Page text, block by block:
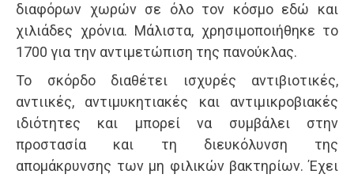
διαφόρων χωρών σε όλο τον κόσμο εδώ και
χιλιάδες χρόνια. Μάλιστα, χρησιμοποιήθηκε το
1700 για την αντιμετώπιση της πανούκλας.
Το σκόρδο διαθέτει ισχυρές αντιβιοτικές,
αντιικές, αντιμυκητιακές και αντιμικροβιακές
ιδιότητες και μπορεί να συμβάλει στην
προστασία και τη διευκόλυνση της
απομάκρυνσης των μη φιλικών βακτηρίων. Έχει